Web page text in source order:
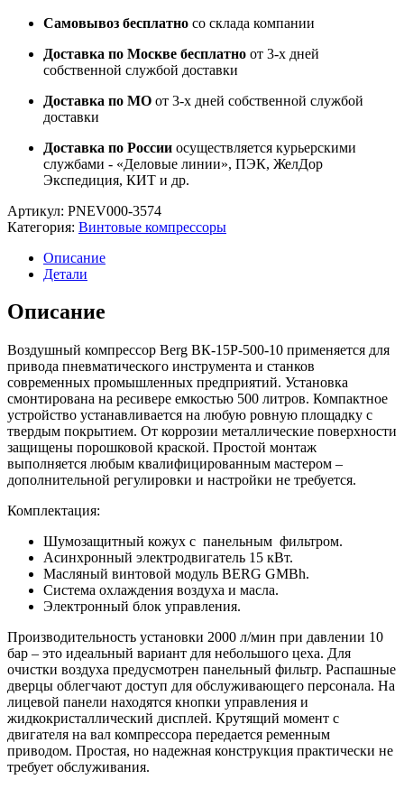
Самовывоз бесплатно со склада компании
Доставка по Москве бесплатно от 3-х дней
собственной службой доставки
Доставка по МО от 3-х дней собственной службой
доставки
Доставка по России осуществляется курьерскими
службами - «Деловые линии», ПЭК, ЖелДор
Экспедиция, КИТ и др.
Артикул: PNEV000-3574
Категория: Винтовые компрессоры
Описание
Детали
Описание
Воздушный компрессор Berg ВК-15Р-500-10 применяется для
привода пневматического инструмента и станков
современных промышленных предприятий. Установка
смонтирована на ресивере емкостью 500 литров. Компактное
устройство устанавливается на любую ровную площадку с
твердым покрытием. От коррозии металлические поверхности
защищены порошковой краской. Простой монтаж
выполняется любым квалифицированным мастером –
дополнительной регулировки и настройки не требуется.
Комплектация:
Шумозащитный кожух с панельным фильтром.
Асинхронный электродвигатель 15 кВт.
Масляный винтовой модуль BERG GMBh.
Система охлаждения воздуха и масла.
Электронный блок управления.
Производительность установки 2000 л/мин при давлении 10
бар – это идеальный вариант для небольшого цеха. Для
очистки воздуха предусмотрен панельный фильтр. Распашные
дверцы облегчают доступ для обслуживающего персонала. На
лицевой панели находятся кнопки управления и
жидкокристаллический дисплей. Крутящий момент с
двигателя на вал компрессора передается ременным
приводом. Простая, но надежная конструкция практически не
требует обслуживания.